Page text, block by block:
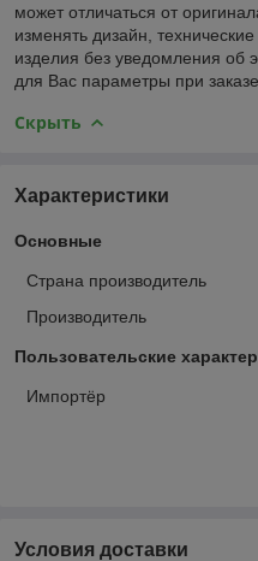
может отличаться от
изменять дизайн,
изделия без уведомления об
для Вас параметры при заказе.
Скрыть
Характеристики
Основные
Страна производитель
Производитель
Пользовательские
Импортёр
Условия доставки